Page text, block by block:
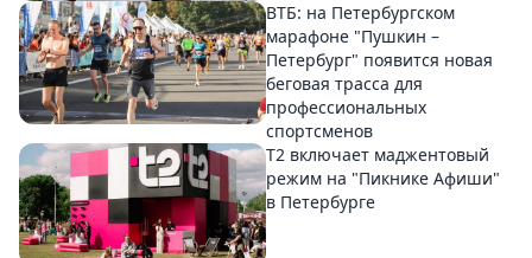
ВТБ: на Петербургском
марафоне "Пушкин –
Петербург" появится новая
беговая трасса для
профессиональных
спортсменов
Т2 включает маджентовый
режим на "Пикнике Афиши"
в Петербурге